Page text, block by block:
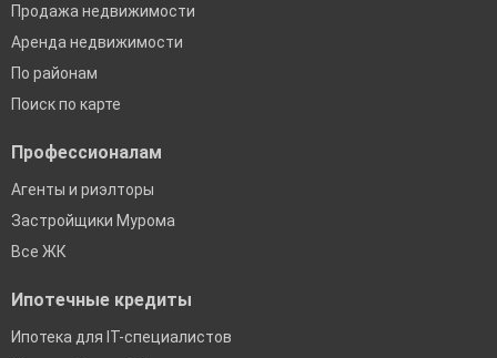
Продажа недвижимости
Аренда недвижимости
По районам
Поиск по карте
Профессионалам
Агенты и риэлторы
Застройщики Мурома
Все ЖК
Ипотечные кредиты
Ипотека для IT-специалистов